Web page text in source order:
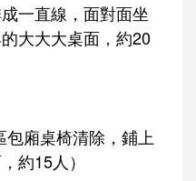
一直線，面對面坐
大大大桌面，約20
包廂桌椅清除，鋪上
約15人）